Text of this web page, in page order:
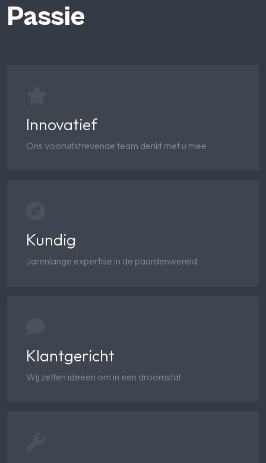
Passie
Innovatief
Ons vooruitstrevende team denkt met u mee
Kundig
Jarenlange expertise in de paardenwereld
Klantgericht
Wij zetten ideeën om in een droomstal